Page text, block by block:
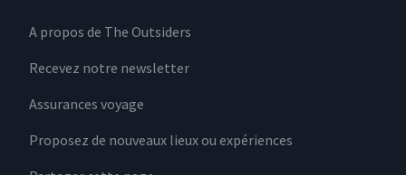
A propos de The Outsiders
Recevez notre newsletter
Assurances voyage
Proposez de nouveaux lieux ou expériences